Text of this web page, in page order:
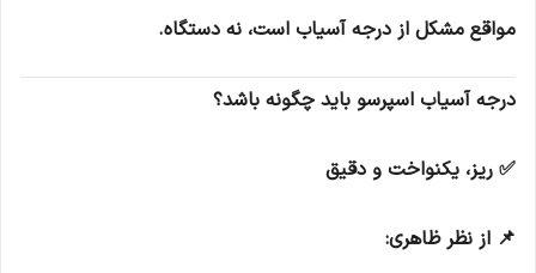
مواقع مشکل از درجه آسیاب است، نه دستگاه.
درجه آسیاب اسپرسو باید چگونه باشد؟
✅ ریز، یکنواخت و دقیق
📌 از نظر ظاهری: